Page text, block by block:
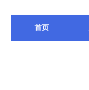
首页